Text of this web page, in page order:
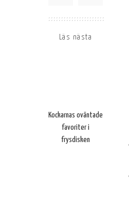
Läs nästa
Kockarnas oväntade
favoriter i
frysdisken